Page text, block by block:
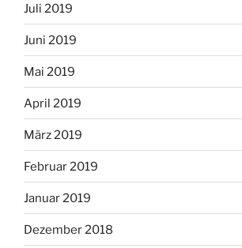
Juli 2019
Juni 2019
Mai 2019
April 2019
März 2019
Februar 2019
Januar 2019
Dezember 2018